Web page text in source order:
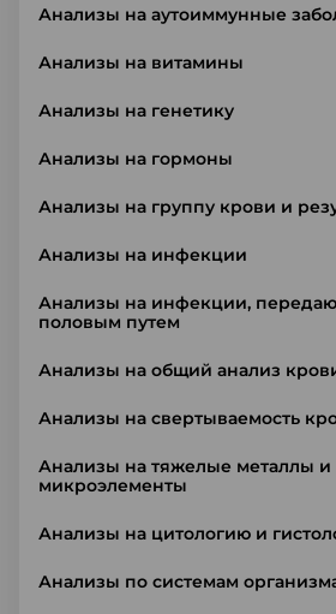
Анализы на аутоиммунные
Анализы на витамины
Анализы на генетику
Анализы на гормоны
Анализы на группу крови и
Анализы на инфекции
Анализы на инфекции,
половым путем
Анализы на общий анализ
Анализы на свертываемость
Анализы на тяжелые металлы и
микроэлементы
Анализы на цитологию и
Анализы по системам